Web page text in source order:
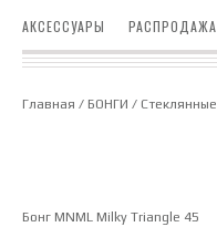
АКСЕССУАРЫ РАСПРОДАЖА
Главная / БОНГИ / Стеклянные
Бонг MNML Milky Triangle 45